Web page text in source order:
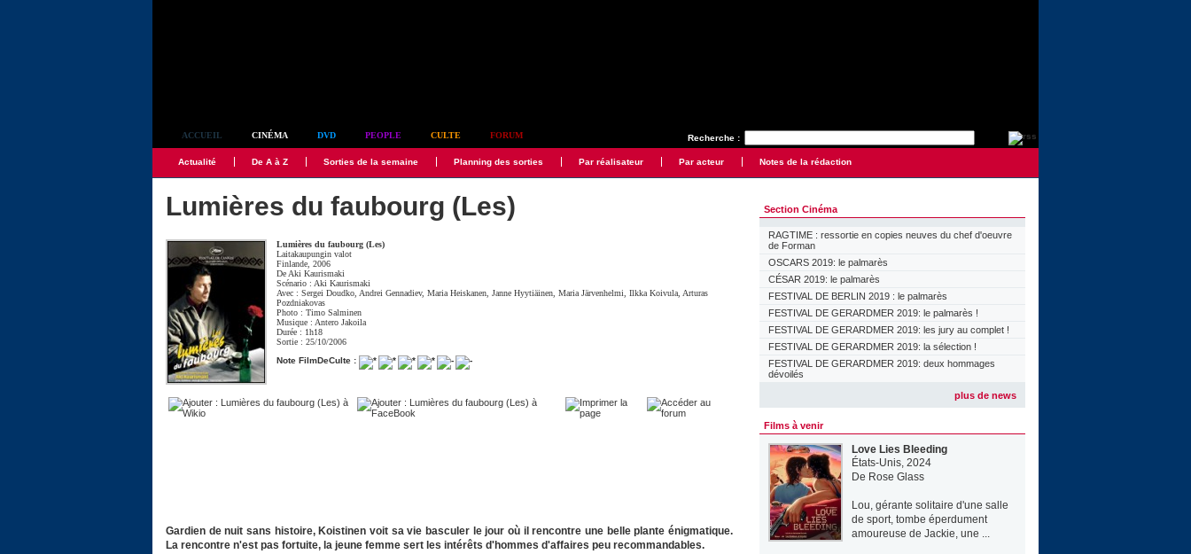
Recherche :
ACCUEIL CINÉMA DVD PEOPLE CULTE FORUM
Actualité De A à Z Sorties de la semaine Planning des sorties Par réalisateur Par acteur Notes de la rédaction
Lumières du faubourg (Les)
Lumières du faubourg (Les)
Laitakaupungin valot
Finlande, 2006
De Aki Kaurismaki
Scénario : Aki Kaurismaki
Avec :Sergei Doudko Andrei Gennadiev,Maria Heiskanen ,Janne Hyytiäinen ,Maria Järvenhelmi ,Ilkka Koivula Arturas
Pozdniakovas
Photo :Timo Salminen
Musique : Antero Jakoila
Durée : 1h18
Sortie : 25/10/2006
Note FilmDeCulte :
Gardien de nuit sans histoire, Koistinen voit sa vie basculer le jour où il rencontre une belle plante énigmatique.
La rencontre n'est pas fortuite, la jeune femme sert les intérêts d'hommes d'affaires peu recommandables.
Section Cinéma
RAGTIME : ressortie en copies neuves du chef d'oeuvre
de Forman
OSCARS 2019: le palmarès
CÉSAR 2019: le palmarès
FESTIVAL DE BERLIN 2019 : le palmarès
FESTIVAL DE GERARDMER 2019: le palmarès !
FESTIVAL DE GERARDMER 2019: les jury au complet !
FESTIVAL DE GERARDMER 2019: la sélection !
FESTIVAL DE GERARDMER 2019: deux hommages
dévoilés
plus de news
Films à venir
Love Lies Bleeding
États-Unis, 2024
De Rose Glass
Lou, gérante solitaire d'une salle
de sport, tombe éperdument
amoureuse de Jackie, une ...